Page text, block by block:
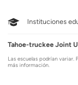
Instituciones
Tahoe-truckee Joint
Las escuelas podrían variar.
más información.